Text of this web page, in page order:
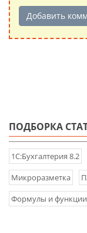
Добавить
ПОДБОРКА
1С:Бухгалтерия 8.2
Микроразметка
Формулы и функции